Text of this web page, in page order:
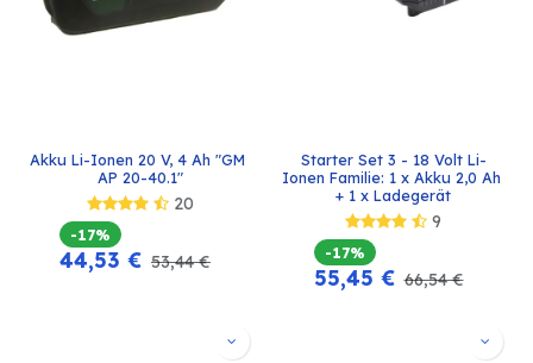
Akku Li-Ionen 20 V, 4 Ah "GM
AP 20-40.1"
20
-17%
44,53 € 53,44€
Starter Set 3 - 18 Volt Li-
Ionen Familie: 1 x Akku 2,0 Ah
+ 1 x Ladegerät
9
-17%
55,45 € 66,54€